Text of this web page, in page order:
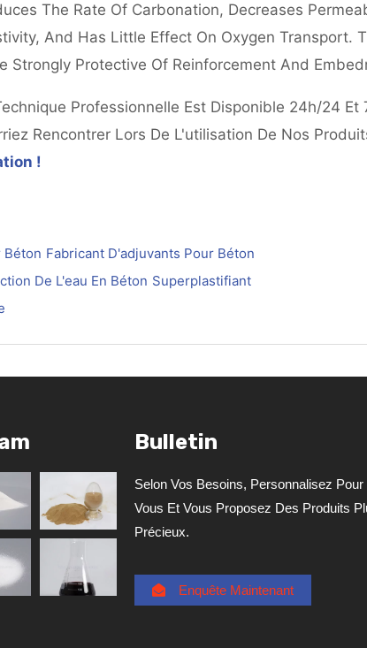
The Rate Of Carbonation, Decreases
And Has Little Effect On Oxygen Transport.
Strongly Protective Of Reinforcement And
Professionnelle Est Disponible 24h/24
Rencontrer Lors De L'utilisation De Nos
!
Béton Fabricant D'adjuvants Pour Béton
De L'eau En Béton Superplastifiant
Bulletin
Selon Vos Besoins, Personnalisez Pour
Vous Et Vous Proposez Des Produits
Précieux.
Enquête Maintenant